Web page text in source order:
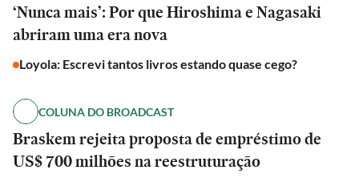
‘Nunca mais’: Por que Hiroshima e Nagasaki
abriram uma era nova
Loyola: Escrevi tantos livros estando quase cego?
COLUNA DO BROADCAST
Braskem rejeita proposta de empréstimo de
US$ 700 milhões na reestruturação